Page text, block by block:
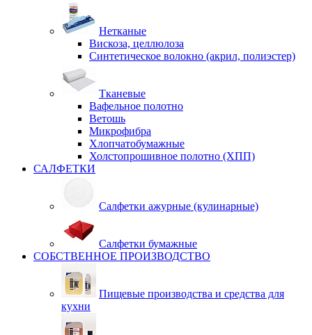
Нетканые
Вискоза, целлюлоза
Синтетическое волокно (акрил, полиэстер)
Тканевые
Вафельное полотно
Ветошь
Микрофибра
Хлопчатобумажные
Холстопрошивное полотно (ХПП)
САЛФЕТКИ
Салфетки ажурные (кулинарные)
Салфетки бумажные
СОБСТВЕННОЕ ПРОИЗВОДСТВО
Пищевые производства и средства для
кухни